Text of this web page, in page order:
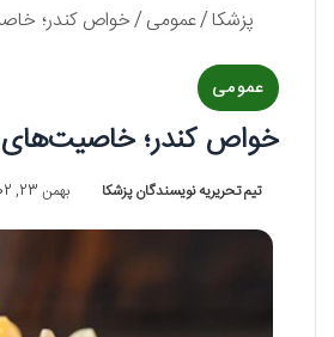
پزشکا/عمومی/خواص کندر؛
عمومی
خواص کندر؛ خاصیت‌های
تیم تحریریه نویسندگان پزشکا بهمن 23, 1402